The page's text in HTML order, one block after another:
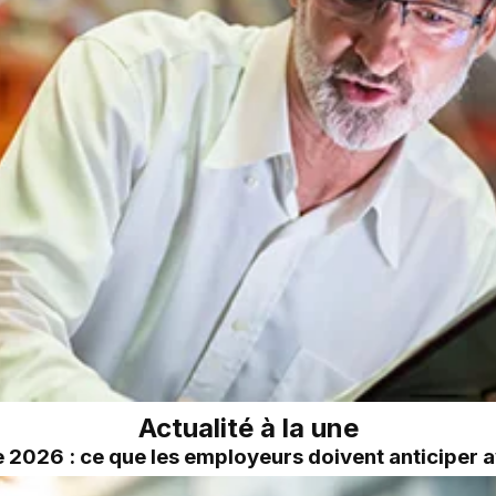
Actualité à la une
2026 : ce que les employeurs doivent anticiper